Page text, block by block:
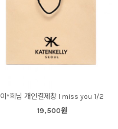
이*희님 개인결제창 I miss you 1/2
19,500원